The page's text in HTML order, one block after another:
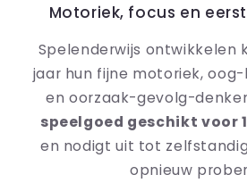
Motoriek, focus en
Spelenderwijs ontwikkelen
jaar hun fijne motoriek,
en oorzaak-gevolg-
speelgoed geschikt voor
en nodigt uit tot
opnieuw